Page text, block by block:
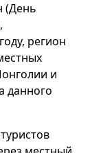
(День
регион
и
данного